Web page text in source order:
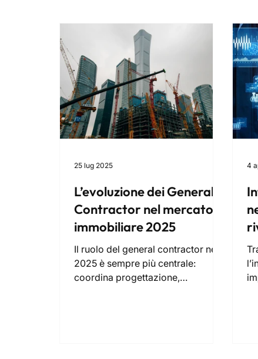
L’evoluzione dei General
Contractor nel mercato
immobiliare 2025
Il ruolo del general contractor nel
2025 è sempre più centrale:
coordina progettazione,
25 lug 2025 4